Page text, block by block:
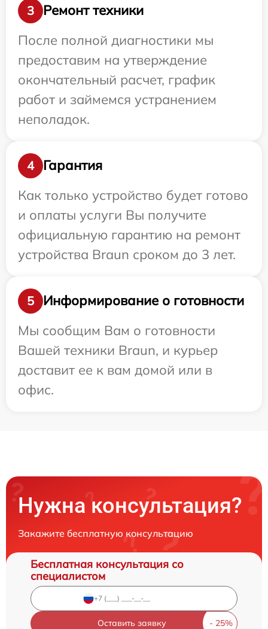
3
Ремонт техники
После полной диагностики мы
предоставим на утверждение
окончательный расчет, график
работ и займемся устранением
неполадок.
4
Гарантия
Как только устройство будет готово
и оплаты услуги Вы получите
официальную гарантию на ремонт
устройства Braun сроком до 3 лет.
5
Информирование о готовности
Мы сообщим Вам о готовности
Вашей техники Braun, и курьер
доставит ее к вам домой или в
офис.
Нужна консультация?
Закажите бесплатную консультацию
Бесплатная консультация со
специалистом
Оставить заявку